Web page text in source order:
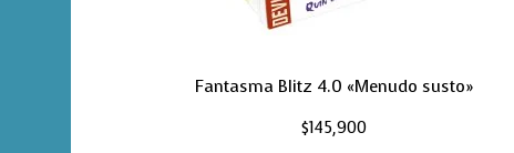
Fantasma Blitz 4.0 «Menudo susto»
$145,900